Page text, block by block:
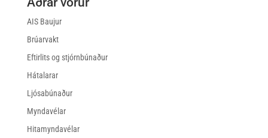
AIS Baujur
Brúarvakt
Eftirlits og stjórnbúnaður
Hátalarar
Ljósabúnaður
Myndavélar
Hitamyndavélar